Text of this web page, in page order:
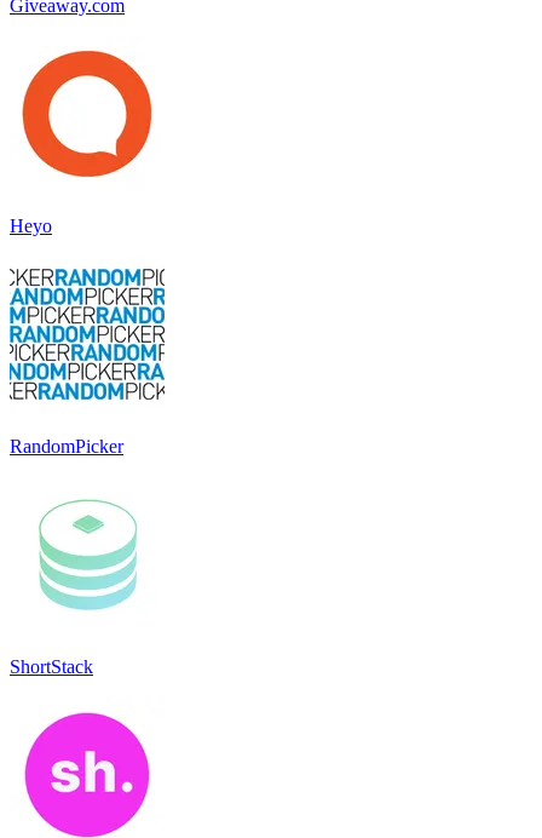
Giveaway.com
Heyo
RandomPicker
ShortStack